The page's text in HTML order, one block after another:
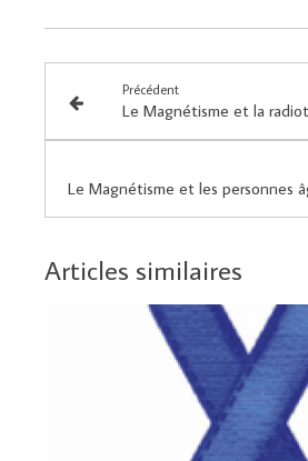
Précédent
Articles similaires